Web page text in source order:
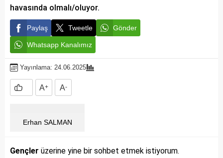
havasında olmalı/oluyor.
Paylaş Tweetle Gönder
Whatsapp Kanalımız
Yayınlama: 24.06.2025
A+ A-
Erhan SALMAN
Gençler üzerine yine bir sohbet etmek istiyorum.